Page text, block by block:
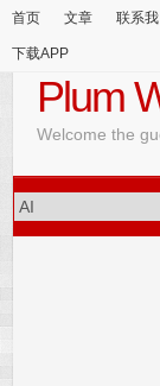
首页 文章 联系我
下载APP
Plum
Welcome the